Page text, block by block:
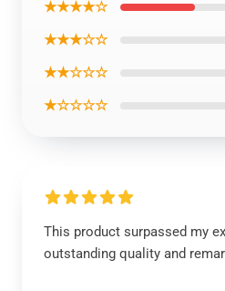
★★★★☆
★★★☆☆
★★☆☆☆
★☆☆☆☆
This product surpassed my
outstanding quality and